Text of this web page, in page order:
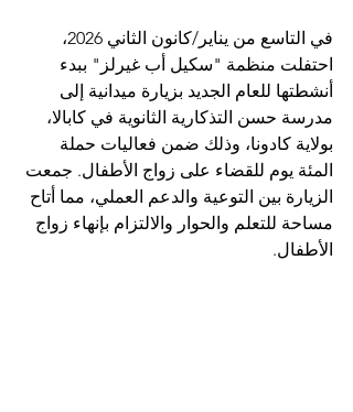
في التاسع من يناير/كانون الثاني 2026،
احتفلت منظمة "سكيل أب غيرلز" ببدء
أنشطتها للعام الجديد بزيارة ميدانية إلى
مدرسة حسن التذكارية الثانوية في كابالا،
بولاية كادونا، وذلك ضمن فعاليات حملة
المئة يوم للقضاء على زواج الأطفال. جمعت
الزيارة بين التوعية والدعم العملي، مما أتاح
مساحة للتعلم والحوار والالتزام بإنهاء زواج
الأطفال.